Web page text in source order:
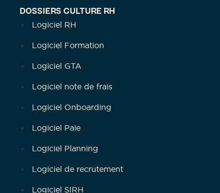
DOSSIERS CULTURE RH
Logiciel RH
Logiciel Formation
Logiciel GTA
Logiciel note de frais
Logiciel Onboarding
Logiciel Paie
Logiciel Planning
Logiciel de recrutement
Logiciel SIRH